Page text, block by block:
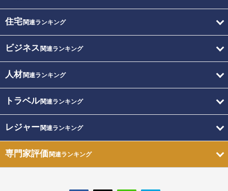
住宅関連ランキング
ビジネス 関連ランキング
人材関連ランキング
トラベル関連ランキング
レジャー関連ランキング
専門家評価関連ランキング